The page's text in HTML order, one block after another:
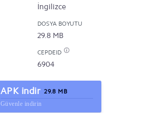
İngilizce
DOSYA BOYUTU
29.8 MB
CEPDEID
6904
APK indir 29.8 MB
Güvenle indirin